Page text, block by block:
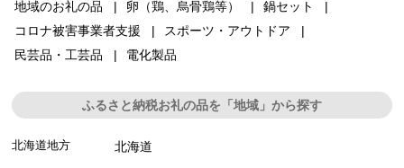
地域のお礼の品
卵（鶏、烏骨鶏等）
鍋セット
コロナ被害事業者支援
スポーツ・アウトドア
民芸品・工芸品
電化製品
ふるさと納税お礼の品を「地域」から探す
北海道地方 北海道